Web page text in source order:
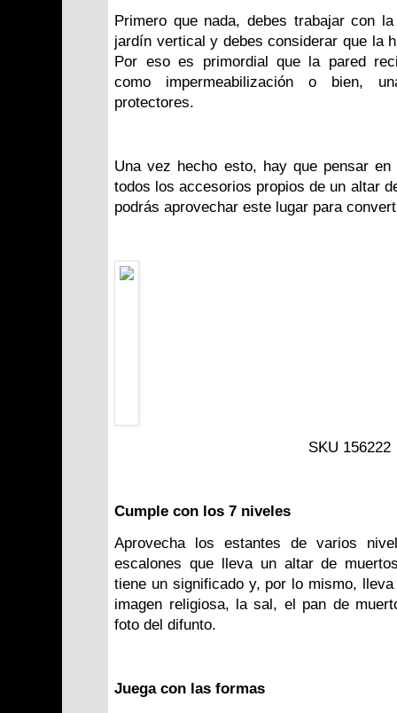
Primero que nada, debes trabajar con
jardín vertical y debes considerar que la
Por eso es primordial que la pared
como impermeabilización o bien,
protectores.
Una vez hecho esto, hay que pensar
todos los accesorios propios de un altar
podrás aprovechar este lugar para
SKU 156222
Cumple con los 7 niveles
Aprovecha los estantes de varios
escalones que lleva un altar de
tiene un significado y, por lo mismo,
imagen religiosa, la sal, el pan de
foto del difunto.
Juega con las formas